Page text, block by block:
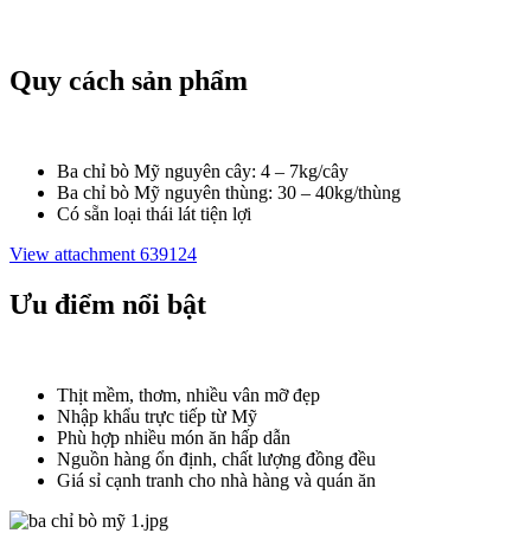
Quy cách sản phẩm​
Ba chỉ bò Mỹ nguyên cây: 4 – 7kg/cây
Ba chỉ bò Mỹ nguyên thùng: 30 – 40kg/thùng
Có sẵn loại thái lát tiện lợi
View attachment 639124
Ưu điểm nổi bật​
Thịt mềm, thơm, nhiều vân mỡ đẹp
Nhập khẩu trực tiếp từ Mỹ
Phù hợp nhiều món ăn hấp dẫn
Nguồn hàng ổn định, chất lượng đồng đều
Giá sỉ cạnh tranh cho nhà hàng và quán ăn